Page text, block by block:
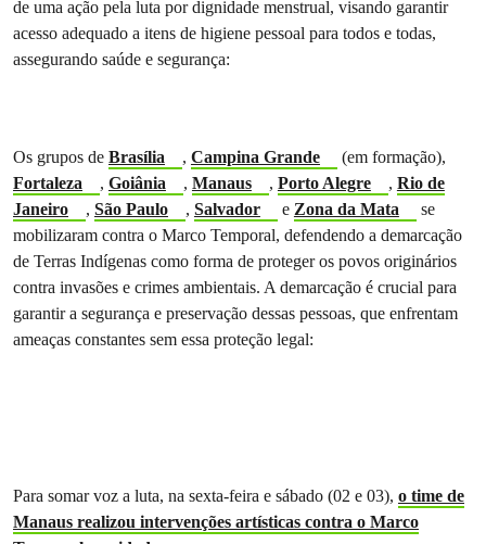
de uma ação pela luta por dignidade menstrual, visando garantir
acesso adequado a itens de higiene pessoal para todos e todas,
assegurando saúde e segurança:
Os grupos de Brasília , Campina Grande
(em formação),
Fortaleza
, Goiânia , Manaus , Porto Alegre , Rio de
Janeiro
, São Paulo , Salvador e Zona da Mata
se
mobilizaram contra o Marco Temporal, defendendo a demarcação
de Terras Indígenas como forma de proteger os povos originários
contra invasões e crimes ambientais. A demarcação é crucial para
garantir a segurança e preservação dessas pessoas, que enfrentam
ameaças constantes sem essa proteção legal:
Para somar voz a luta, na sexta-feira e sábado (02 e 03), o time de
Manaus realizou intervenções artísticas contra o Marco